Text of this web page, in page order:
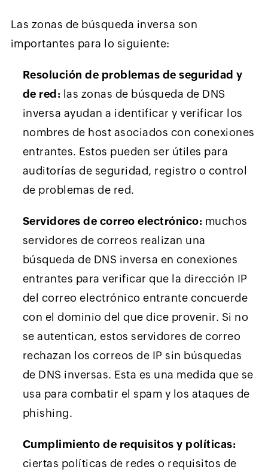
Las zonas de búsqueda inversa son
importantes para lo siguiente:
Resolución de problemas de seguridad y
de red: las zonas de búsqueda de DNS
inversa ayudan a identificar y verificar los
nombres de host asociados con conexiones
entrantes. Estos pueden ser útiles para
auditorías de seguridad, registro o control
de problemas de red.
Servidores de correo electrónico: muchos
servidores de correos realizan una
búsqueda de DNS inversa en conexiones
entrantes para verificar que la dirección IP
del correo electrónico entrante concuerde
con el dominio del que dice provenir. Si no
se autentican, estos servidores de correo
rechazan los correos de IP sin búsquedas
de DNS inversas. Esta es una medida que se
usa para combatir el spam y los ataques de
phishing.
Cumplimiento de requisitos y políticas:
ciertas políticas de redes o requisitos de